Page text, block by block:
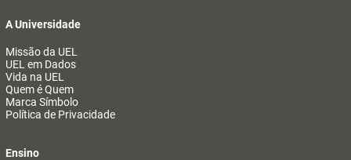
A Universidade
Missão da UEL
UEL em Dados
Vida na UEL
Quem é Quem
Marca Símbolo
Política de Privacidade
Ensino